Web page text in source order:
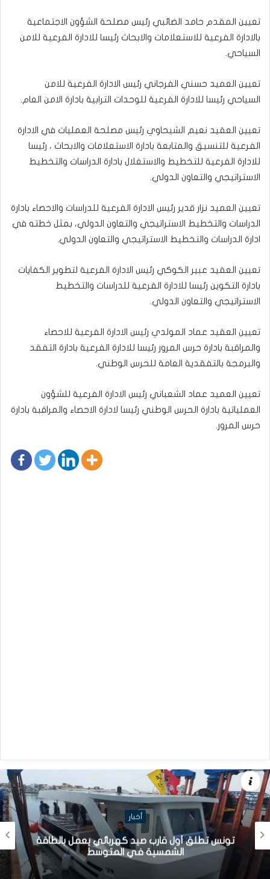
تعيين المقدم حامد الضائبي رئيس مصلحة الشؤون الاجتماعية
بالادارة الفرعية للاستعلامات والابحاث رئيسا للادارة الفرعية للامن
السياحي.
تعيين العميد حسني الفرجاني رئيس الادارة الفرعية للامن
السياحي رئيسا للادارة الفرعية للوحدات الترابية بادارة الامن العام.
تعيين العقيد نعيم الشيحاوي رئيس مصلحة العمليات في الادارة
الفرعية للتنسيق والمتابعة بادارة الاستعلامات والابحاث ، رئيسا
للادارة الفرعية للتخطيط والاستغلال بادارة الدراسات والتخطيط
الاستراتيجي والتعاون الدولي.
تعيين العميد نزار قدير رئيس الادارة الفرعية للدراسات والاحصاء بادارة
الدراسات والتخطيط الاستراتيجي والتعاون الدولي، بمثل خطته في
ادارة الدراسات والتخطيط الاستراتيجي والتعاون الدولي.
تعيين العقيد عبير الكوكي رئيس الادارة الفرعية لتطوير الكفايات
بادارة التكوين رئيسا للادارة الفرعية للدراسات والتخطيط
الاستراتيجي والتعاون الدولي.
تعيين العقيد عماد المولدي رئيس الادارة الفرعية للاحصاء
والمراقبة بادارة حرس المرور رئيسا للادارة الفرعية بادارة التفقد
والبرمجة بالتفقدية العامة للحرس الوطني.
تعيين العميد عماد الشعباني رئيس الادارة الفرعية للشؤون
العملياتية بادارة الحرس الوطني رئيسا لادارة الاحصاء والمراقبة بادارة
حرس المرور.
أخبار
تونس تطلق أول قارب صيد كهربائي يعمل بالطاقة
الشمسية في المتوسط